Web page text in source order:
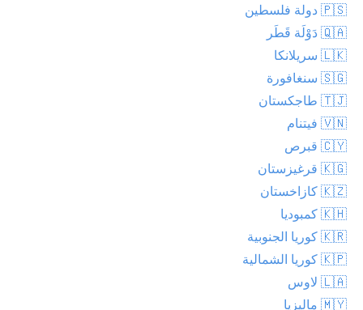
🇵🇸 دولة فلسطين
🇶🇦 دَوْلَة قَطَر
🇱🇰 سريلانكا
🇸🇬 سنغافورة
🇹🇯 طاجكستان
🇻🇳 فيتنام
🇨🇾 قبرص
🇰🇬 قرغيزستان
🇰🇿 كازاخستان
🇰🇭 كمبوديا
🇰🇷 كوريا الجنوبية
🇰🇵 كوريا الشمالية
🇱🇦 لاوس
🇲🇾 ماليزيا